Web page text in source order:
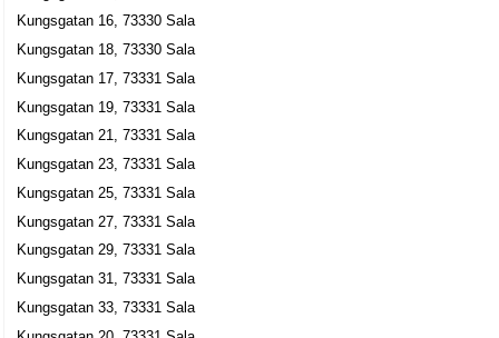
Kungsgatan 16, 73330 Sala
Kungsgatan 18, 73330 Sala
Kungsgatan 17, 73331 Sala
Kungsgatan 19, 73331 Sala
Kungsgatan 21, 73331 Sala
Kungsgatan 23, 73331 Sala
Kungsgatan 25, 73331 Sala
Kungsgatan 27, 73331 Sala
Kungsgatan 29, 73331 Sala
Kungsgatan 31, 73331 Sala
Kungsgatan 33, 73331 Sala